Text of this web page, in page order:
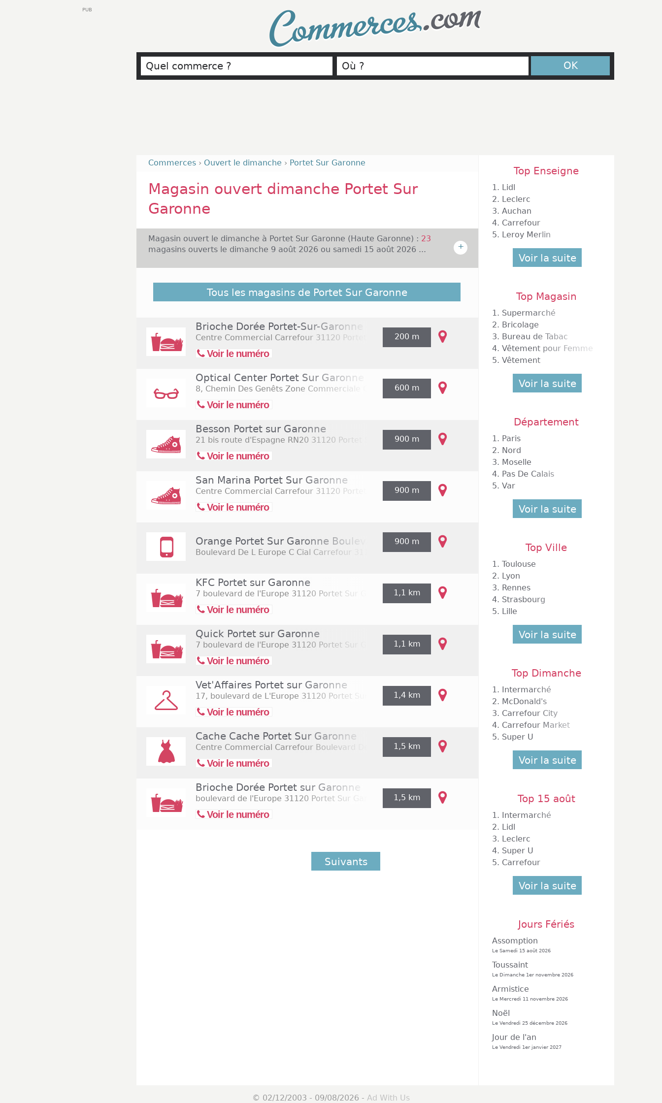
Commerces.com
OK
Commerces › Ouvert le dimanche › Portet Sur Garonne
Magasin ouvert dimanche Portet Sur
Garonne
Magasin ouvert le dimanche à Portet Sur Garonne (Haute Garonne) : 23
magasins ouverts le dimanche 9 août 2026 ou samedi 15 août 2026 ...
+
Portet sur Garonne est une commune localisée dans le département de la Haute
Garonne, dans la banlieue sud de Toulouse. Elle compte moins de 10 000
enseignes nationales y sont donc présentes telles que The Body Shop, France
Arno ou encore Naf Naf. Ce centre est ouvert du lundi au samedi de 9h30 à
20h30 pour les boutiques et de 8h30 à 21h, voire 22h pour l'hypermarché
Carrefour. Le centre ouvre également ses portes certains dimanches de
Tous les magasins de Portet Sur Garonne
Brioche Dorée Portet-Sur-Garonne
Centre Commercial Carrefour 31120 Portet Sur Garonne
Voir le numéro
200 m
Optical Center Portet Sur Garonne
8, Chemin Des Genêts Zone Commerciale Carrefour31120 Portet Sur Garonne
Voir le numéro
600 m
Besson Portet sur Garonne
21 bis route d'Espagne RN20 31120 Portet Sur Garonne
Voir le numéro
900 m
San Marina Portet Sur Garonne
Centre Commercial Carrefour 31120 Portet Sur Garonne
Voir le numéro
900 m
Orange Portet Sur Garonne Boulevard de L Europe C Cial Carrefour
Boulevard De L Europe C Cial Carrefour 31120 Portet Sur Garonne
900 m
KFC Portet sur Garonne
7 boulevard de l'Europe 31120 Portet Sur Garonne
Voir le numéro
1,1 km
Quick Portet sur Garonne
7 boulevard de l'Europe 31120 Portet Sur Garonne
Voir le numéro
1,1 km
Vet'Affaires Portet sur Garonne
17, boulevard de L'Europe 31120 Portet Sur Garonne
Voir le numéro
1,4 km
Cache Cache Portet Sur Garonne
Centre Commercial Carrefour Boulevard De L'europe 31127 Portet Sur Garonne
Voir le numéro
1,5 km
Brioche Dorée Portet sur Garonne
boulevard de l'Europe 31120 Portet Sur Garonne
Voir le numéro
1,5 km
Suivants
Top Enseigne
1. Lidl
2. Leclerc
3. Auchan
4. Carrefour
5. Leroy Merlin
Voir la suite
Top Magasin
1. Supermarché
2. Bricolage
3. Bureau de Tabac
4. Vêtement pour Femme
5. Vêtement
Voir la suite
Département
1. Paris
2. Nord
3. Moselle
4. Pas De Calais
5. Var
Voir la suite
Top Ville
1. Toulouse
2. Lyon
3. Rennes
4. Strasbourg
5. Lille
Voir la suite
Top Dimanche
1. Intermarché
2. McDonald's
3. Carrefour City
4. Carrefour Market
5. Super U
Voir la suite
Top 15 août
1. Intermarché
2. Lidl
3. Leclerc
4. Super U
5. Carrefour
Voir la suite
Jours Fériés
Assomption
Le Samedi 15 août 2026
Toussaint
Le Dimanche 1er novembre 2026
Armistice
Le Mercredi 11 novembre 2026
Noël
Le Vendredi 25 décembre 2026
Jour de l'an
Le Vendredi 1er janvier 2027
PUB
© 02/12/2003 - 09/08/2026 - Ad With Us